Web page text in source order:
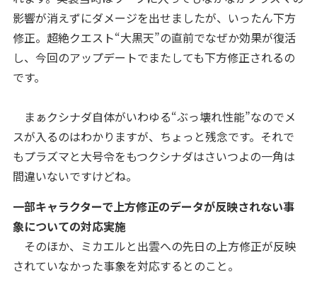
影響が消えずにダメージを出せましたが、いったん下方
修正。超絶クエスト“大黒天”の直前でなぜか効果が復活
し、今回のアップデートでまたしても下方修正されるの
です。
まぁクシナダ自体がいわゆる“ぶっ壊れ性能”なのでメ
スが入るのはわかりますが、ちょっと残念です。それで
もプラズマと大号令をもつクシナダはさいつよの一角は
間違いないですけどね。
一部キャラクターで上方修正のデータが反映されない事
象についての対応実施
そのほか、ミカエルと出雲への先日の上方修正が反映
されていなかった事象を対応するとのこと。